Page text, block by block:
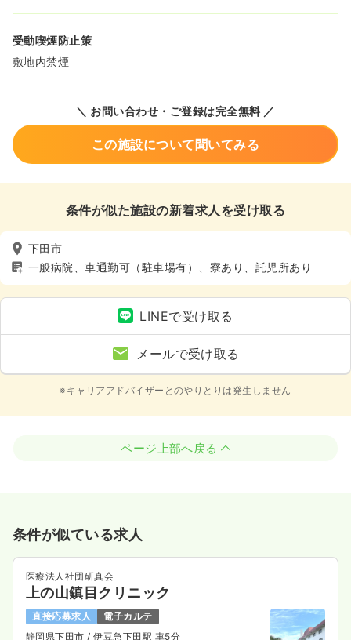
受動喫煙防止策
敷地内禁煙
＼ お問い合わせ・ご登録は完全無料 ／
この施設について聞いてみる
条件が似た施設の新着求人を受け取る
下田市
一般病院、車通勤可（駐車場有）、寮あり、託児所あり
LINEで受け取る
メールで受け取る
※キャリアアドバイザーとのやりとりは発生しません
ページ上部へ戻る
条件が似ている求人
医療法人社団研真会
上の山鎮目クリニック
直接応募求人
電子カルテ
静岡県下田市 / 伊豆急下田駅 車5分